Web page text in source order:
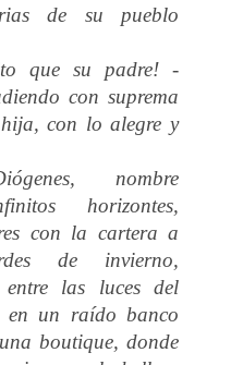
de su pueblo
que su padre! -
con suprema
con lo alegre y
nombre
horizontes,
con la cartera a
de invierno,
entre las luces del
en un raído banco
boutique, donde